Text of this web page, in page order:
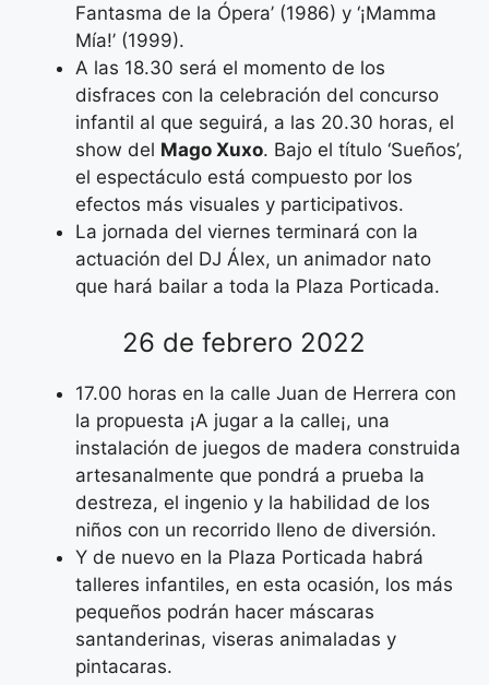
Fantasma de la Ópera’ (1986) y ‘¡Mamma
Mía!’ (1999).
A las 18.30 será el momento de los
disfraces con la celebración del concurso
infantil al que seguirá, a las 20.30 horas, el
show del Mago Xuxo. Bajo el título ‘Sueños’,
el espectáculo está compuesto por los
efectos más visuales y participativos.
La jornada del viernes terminará con la
actuación del DJ Álex, un animador nato
que hará bailar a toda la Plaza Porticada.
26 de febrero 2022
17.00 horas en la calle Juan de Herrera con
la propuesta ¡A jugar a la calle¡, una
instalación de juegos de madera construida
artesanalmente que pondrá a prueba la
destreza, el ingenio y la habilidad de los
niños con un recorrido lleno de diversión.
Y de nuevo en la Plaza Porticada habrá
talleres infantiles, en esta ocasión, los más
pequeños podrán hacer máscaras
santanderinas, viseras animaladas y
pintacaras.